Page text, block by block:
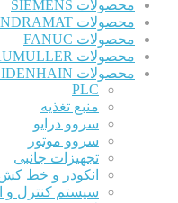
محصولات SIEMENS
محصولات INDRAMAT
محصولات FANUC
محصولات BAUMULLER
محصولات HEIDENHAIN
PLC
منبع تغذیه
سروو درایو
سروو موتور
تجهیزات جانبی
انکودر و خط
سیستم کنترل و